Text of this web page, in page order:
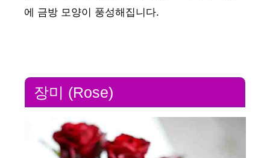
에 금방 모양이 풍성해집니다.
장미 (Rose)